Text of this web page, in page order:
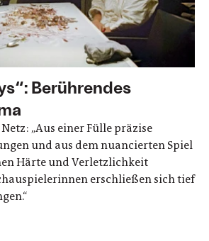
Berührendes
„Aus einer Fülle präzise
und aus dem nuancierten Spiel
Härte und Verletzlichkeit
erschließen sich tief